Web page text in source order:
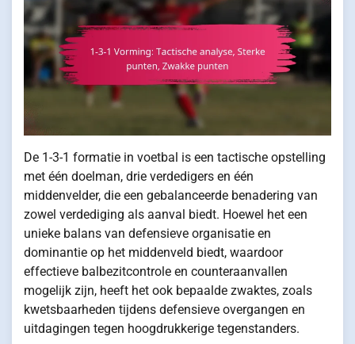
De 1-3-1 formatie in voetbal is een tactische opstelling
met één doelman, drie verdedigers en één
middenvelder, die een gebalanceerde benadering van
zowel verdediging als aanval biedt. Hoewel het een
unieke balans van defensieve organisatie en
dominantie op het middenveld biedt, waardoor
effectieve balbezitcontrole en counteraanvallen
mogelijk zijn, heeft het ook bepaalde zwaktes, zoals
kwetsbaarheden tijdens defensieve overgangen en
uitdagingen tegen hoogdrukkerige tegenstanders.